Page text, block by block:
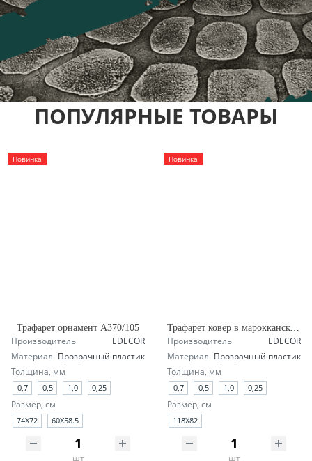
ПОПУЛЯРНЫЕ ТОВАРЫ
Новинка
Трафарет орнамент А370/105
Производитель
EDECOR
Материал Прозрачный пластик
Толщина, мм
0,7 0,5 1,0 0,25
Размер, см
74Х72 60Х58.5
шт
Новинка
Трафарет ковер в марокканском стиле А145/1904
Производитель
EDECOR
Материал Прозрачный пластик
Толщина, мм
0,7 0,5 1,0 0,25
Размер, см
118X82
шт